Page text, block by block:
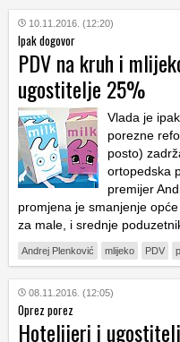
10.11.2016. (12:20)
Ipak dogovor
PDV na kruh i
ugostitelje 25%
Vlada je
porezne
posto)
ortopedska
premijer
promjena je smanjenje
za male, i srednje
Andrej Plenković mlijeko PDV
08.11.2016. (12:05)
Oprez porez
Hotelijeri i